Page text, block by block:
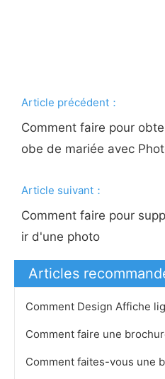
Article précédent：
Comment faire pour
obe de mariée avec
Article suivant：
Comment faire pour
ir d'une photo
Articles
Comment Design Affiche
Comment faites-vous une